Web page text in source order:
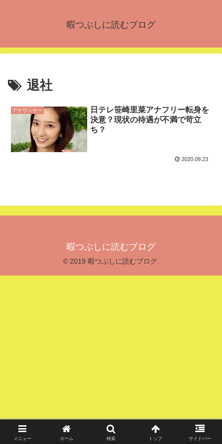
暇つぶしに読むブログ
退社
アナウンサー
日テレ笹崎里菜アナフリー転身を
決意？現状の待遇が不満で苛立
ち？
2020.09.23
暇つぶしに読むブログ
© 2019 暇つぶしに読むブログ.
メニュー ホーム 検索 トップ サイドバー